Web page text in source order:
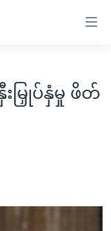
းမြှုပ်နှံမှု ဖိတ်